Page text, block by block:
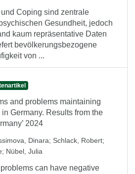
Coping sind zentrale
Gesundheit, jedoch
kaum repräsentative Daten
bevölkerungsbezogene
von ...
and problems maintaining
Germany. Results from the
2024
Dinara; Schlack, Robert;
; Nübel, Julia
can have negative